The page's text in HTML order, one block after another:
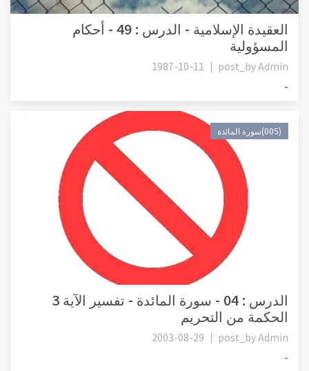
العقيدة الإسلامية - الدرس : 49 - أحكام
المسؤولية
post_byAdmin
1987-10-11
-
(005)سورة المائدة
الدرس : 04 - سورة المائدة - تفسير الآية 3
الحكمة من التحريم
post_byAdmin
2003-08-29
-